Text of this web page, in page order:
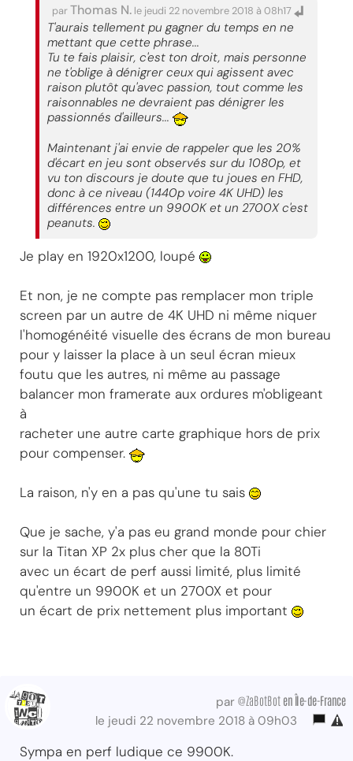
parThomas N. le jeudi 22 novembre 2018 à 08h17
T'aurais tellement pu gagner du temps en ne
mettant que cette phrase...
Tu te fais plaisir, c'est ton droit, mais personne
ne t'oblige à dénigrer ceux qui agissent avec
raison plutôt qu'avec passion, tout comme les
raisonnables ne devraient pas dénigrer les
passionnés d'ailleurs...
Maintenant j'ai envie de rappeler que les 20%
d'écart en jeu sont observés sur du 1080p, et
vu ton discours je doute que tu joues en FHD,
donc à ce niveau (1440p voire 4K UHD) les
différences entre un 9900K et un 2700X c'est
peanuts.
Je play en 1920x1200, loupé
Et non, je ne compte pas remplacer mon triple
screen par un autre de 4K UHD ni même niquer
l'homogénéité visuelle des écrans de mon bureau
pour y laisser la place à un seul écran mieux
foutu que les autres, ni même au passage
balancer mon framerate aux ordures m'obligeant
à
racheter une autre carte graphique hors de prix
pour compenser.
La raison, n'y en a pas qu'une tu sais
Que je sache, y'a pas eu grand monde pour chier
sur la Titan XP 2x plus cher que la 80Ti
avec un écart de perf aussi limité, plus limité
qu'entre un 9900K et un 2700X et pour
un écart de prix nettement plus important
par@ZaBotBot en Île-de-France
le jeudi 22 novembre 2018 à 09h03
Sympa en perf ludique ce 9900K.